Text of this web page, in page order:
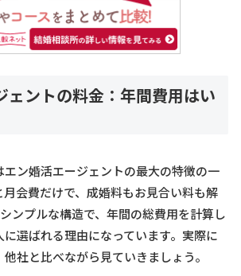
ェントの料金：年間費用はい
ン婚活エージェントの最大の特徴の一
会費だけで、成婚料もお見合い料も解
ンプルな構造で、年間の総費用を計算し
選ばれる理由になっています。実際に
社と比べながら見ていきましょう。